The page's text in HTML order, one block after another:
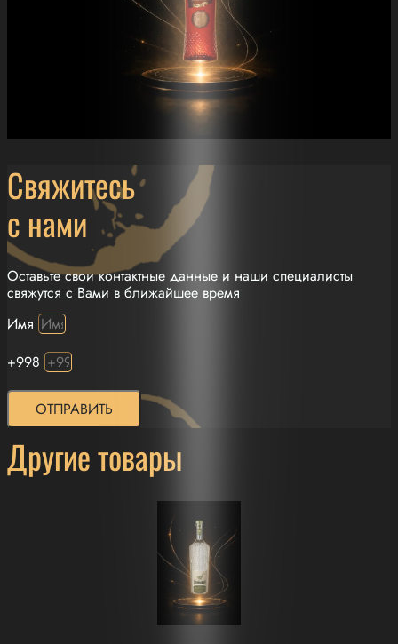
Свяжитесь
с нами
Оставьте свои контактные данные и наши специалисты
свяжутся с Вами в ближайшее время
Имя
+998
ОТПРАВИТЬ
Другие товары